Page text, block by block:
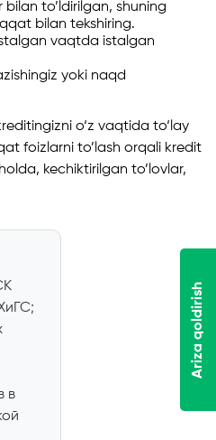
to’ldirilgan, shuning
bilan tekshiring.
vaqtda istalgan
yoki naqd
o‘z vaqtida to‘lay
foizlarni to’lash orqali kredit
kechiktirilgan to’lovlar,
в
Ariza qoldirish